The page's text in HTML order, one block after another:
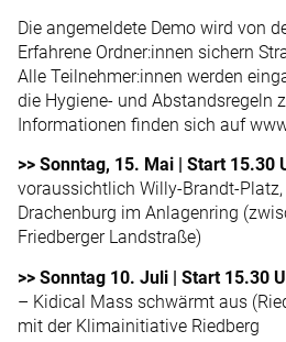
Die angemeldete Demo wird von
Erfahrene Ordner:innen sichern
Alle Teilnehmer:innen werden
die Hygiene- und Abstandsregeln
Informationen finden sich auf
>> Sonntag, 15. Mai | Start 15.30
voraussichtlich Willy-Brandt-
Drachenburg im Anlagenring
Friedberger Landstraße)
>> Sonntag 10. Juli | Start 15.30
– Kidical Mass schwärmt aus
mit der Klimainitiative Riedberg